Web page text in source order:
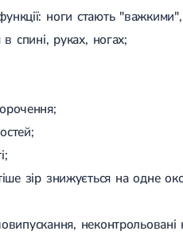
ноги стають "важкими",
спині, руках, ногах;
зір знижується на одне